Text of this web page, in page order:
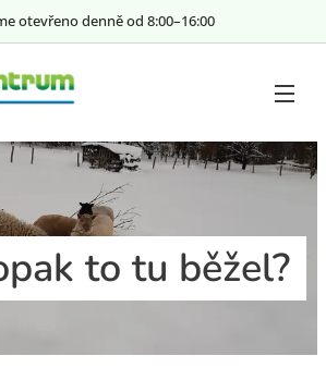
otevřeno denně od 8:00–⁠⁠⁠⁠⁠16:00
to tu běžel?